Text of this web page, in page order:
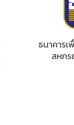
ธนาคารเ
สหก